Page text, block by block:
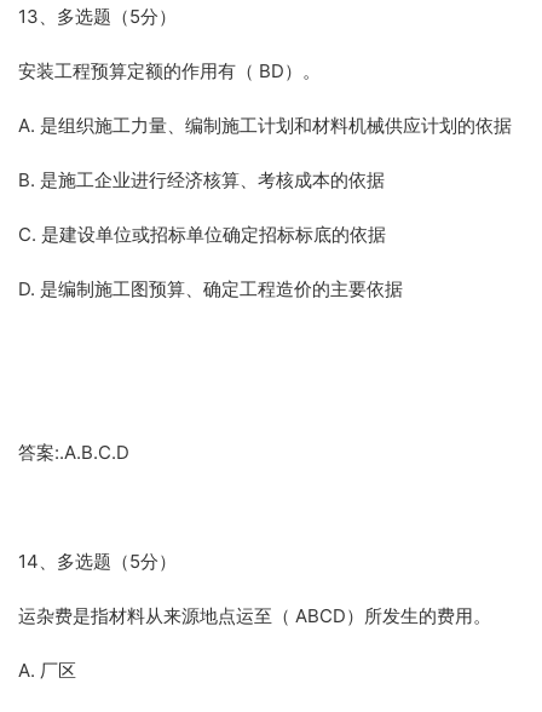
13、多选题（5分）
安装工程预算定额的作用有（ BD）。
A. 是组织施工力量、编制施工计划和材料机械供应计划的依据
B. 是施工企业进行经济核算、考核成本的依据
C. 是建设单位或招标单位确定招标标底的依据
D. 是编制施工图预算、确定工程造价的主要依据
答案:.A.B.C.D
14、多选题（5分）
运杂费是指材料从来源地点运至（ ABCD）所发生的费用。
A. 厂区